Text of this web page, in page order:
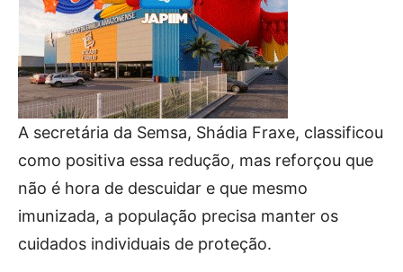
A secretária da Semsa, Shádia Fraxe, classificou
como positiva essa redução, mas reforçou que
não é hora de descuidar e que mesmo
imunizada, a população precisa manter os
cuidados individuais de proteção.